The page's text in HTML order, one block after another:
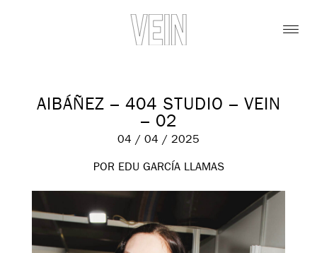
AIBÁÑEZ – 404 STUDIO – VEIN
– 02
04 / 04 / 2025
POR EDU GARCÍA LLAMAS